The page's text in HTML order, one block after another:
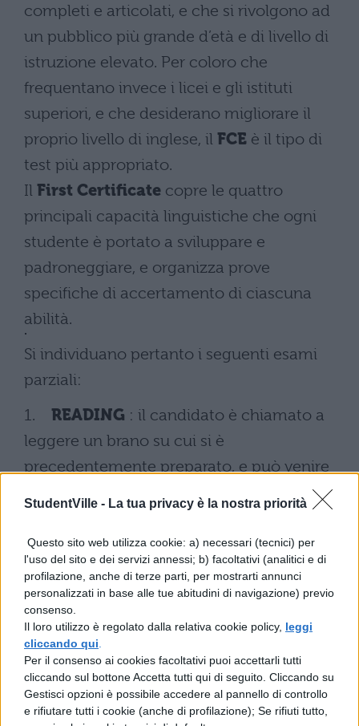
StudentVille - La tua privacy è la nostra priorità
Questo sito web utilizza cookie: a) necessari (tecnici) per
l'uso del sito e dei servizi annessi; b) facoltativi (analitici e di
profilazione, anche di terze parti, per mostrarti annunci
personalizzati in base alle tue abitudini di navigazione) previo
consenso.
Il loro utilizzo è regolato dalla relativa cookie policy, leggi
cliccando qui
Per il consenso ai cookies facoltativi puoi accettarli tutti
cliccando sul bottone Accetta tutti qui di seguito. Cliccando su
Gestisci opzioni è possibile accedere al pannello di controllo
e rifiutare tutti i cookie (anche di profilazione); Se rifiuti tutto,
completi e articolati, e che si rivolgono ad
un pubblico più grande d’età e di livello di
istruzione elevato. Per coloro che
frequentano invece i licei e gli istituti
superiori, e che desiderano migliorare il
proprio livello di inglese, il FCE è il tipo di
test più appropriato.
Il First Certificate copre le quattro
principali capacità linguistiche che ogni
studente è portato a sviluppare e
padroneggiare, e organizza prove
specifiche di accertamento di ciascuna
abilità.
Si individuano pertanto i seguenti esami
parziali:
1. READING : il candidato è chiamato a
leggere un brano su cui si è
precedentemente preparato, e può venire
interrogato su altri testi selezionati dagli
pronuncia delle frasi, l’abilità nel
pronunciare parole complesse e mai
conosciute prime e la capacità di conferire
al discorso i toni e il ritmo più appropriato.
2.WRITING: lo studente dovrà redigere
un testo di breve durata relativamente ad
un argomento prescelto. Dovrà curare la